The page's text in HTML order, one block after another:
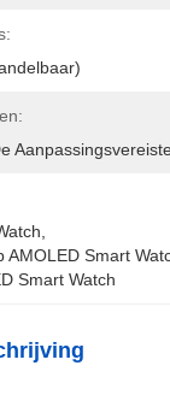
AMOLED Smart
Smart Watch